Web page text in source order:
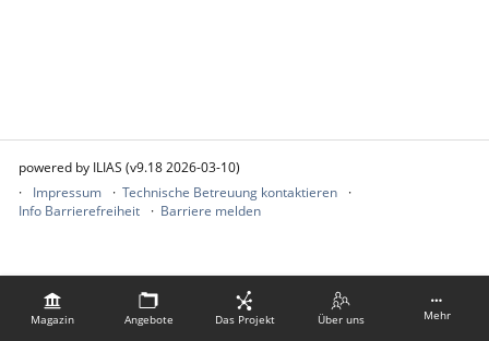
Magazin Angebote Das Projekt Über uns Mehr
powered by ILIAS (v9.18 2026-03-10)
Impressum
Technische Betreuung kontaktieren
Info Barrierefreiheit
Barriere melden